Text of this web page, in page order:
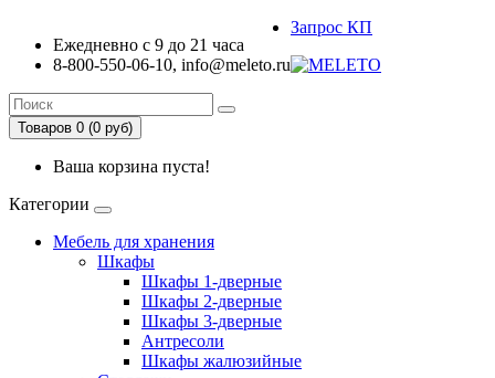
Ежедневно с 9 до 21 часа
8-800-550-06-10, info@meleto.ru
Запрос КП
Товаров 0 (0 pуб)
Ваша корзина пуста!
Категории
Мебель для хранения
Шкафы
Шкафы 1-дверные
Шкафы 2-дверные
Шкафы 3-дверные
Антресоли
Шкафы жалюзийные